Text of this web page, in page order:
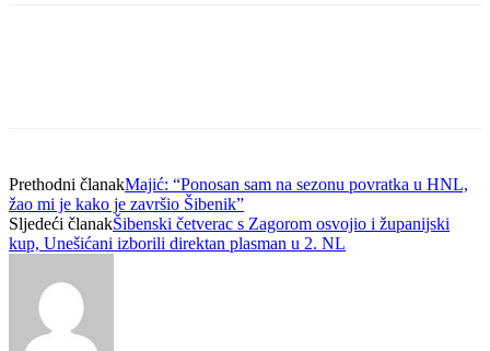
Prethodni članakMajić: “Ponosan sam na sezonu povratka u HNL,
žao mi je kako je završio Šibenik”
Sljedeći članakŠibenski četverac s Zagorom osvojio i županijski
kup, Unešićani izborili direktan plasman u 2. NL